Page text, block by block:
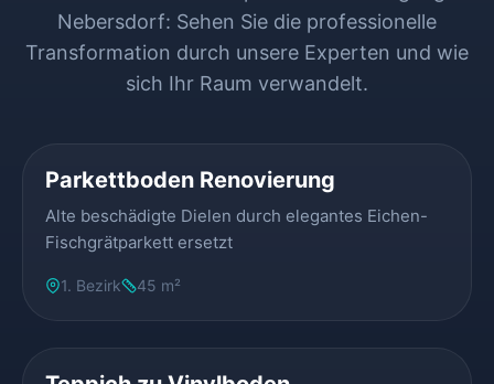
Nebersdorf: Sehen Sie die professionelle
Transformation durch unsere Experten und wie
sich Ihr Raum verwandelt.
Parkettboden Renovierung
Alte beschädigte Dielen durch elegantes Eichen-
Fischgrätparkett ersetzt
1. Bezirk 45 m²